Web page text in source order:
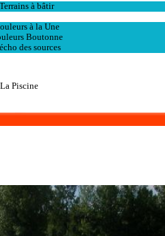
Terrains à bâtir
à la Une
Boutonne
des sources
La Piscine